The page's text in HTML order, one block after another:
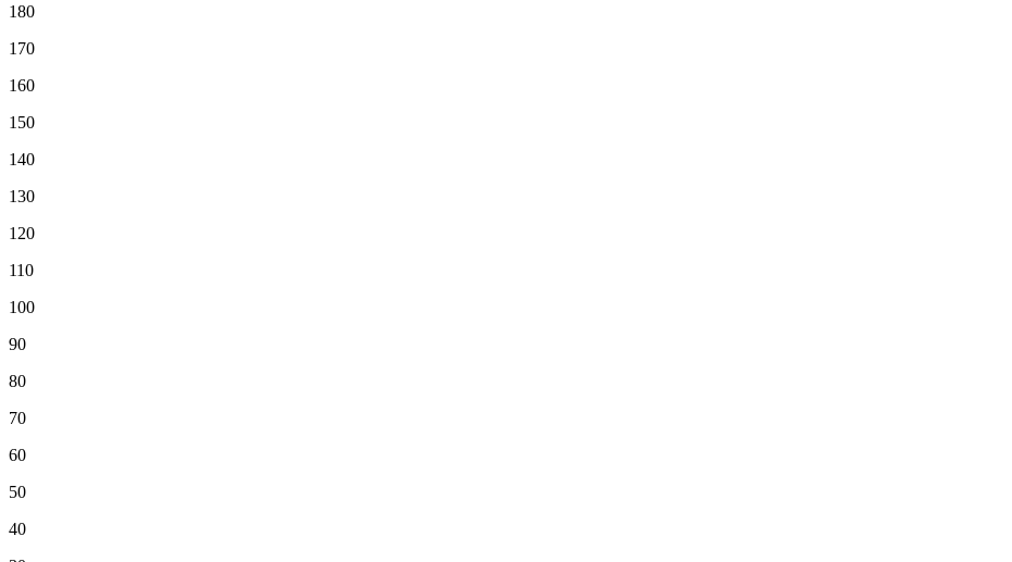
180
170
160
150
140
130
120
110
100
90
80
70
60
50
40